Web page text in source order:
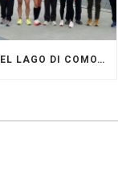
LAGO DI COMO…